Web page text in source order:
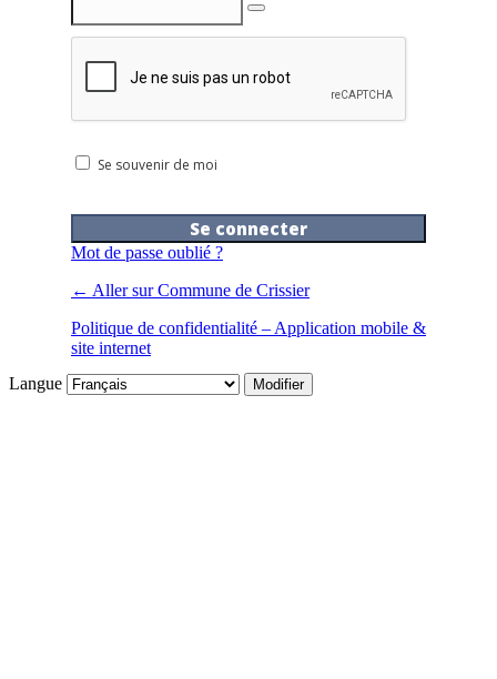
Se souvenir de moi
Mot de passe oublié ?
← Aller sur Commune de Crissier
Politique de confidentialité – Application mobile &
site internet
Langue